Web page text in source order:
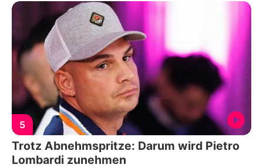
5
Trotz Abnehmspritze: Darum wird Pietro
Lombardi zunehmen